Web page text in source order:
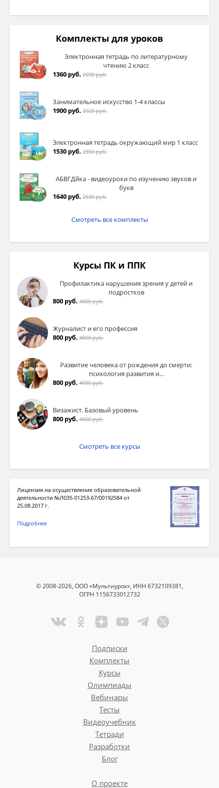
Комплекты для уроков
Электронная тетрадь по литературному
чтению 2 класс
1360 руб. 2090 руб.
Занимательное искусство 1-4 классы
1900 руб. 2920 руб.
Электронная тетрадь окружающий мир 1 класс
1530 руб. 2350 руб.
АБВГДйка - видеоуроки по изучению звуков и
букв
1640 руб. 2530 руб.
Смотреть все комплекты
Курсы ПК и ППК
Профилактика нарушения зрения у детей и
подростков
800 руб. 4000 руб.
Журналист и его профессия
800 руб. 4000 руб.
Развитие человека от рождения до смерти:
психология развития и...
800 руб. 4000 руб.
Визажист. Базовый уровень
800 руб. 4000 руб.
Смотреть все курсы
Лицензия на осуществление образовательной
деятельности №Л035-01253-67/00192584 от
25.08.2017 г.
Подробнее
© 2008-2026, ООО «Мультиурок», ИНН 6732109381,
ОГРН 1156733012732
Подписки
Комплекты
Курсы
Олимпиады
Вебинары
Тесты
Видеоучебник
Тетради
Разработки
Блог
О проекте